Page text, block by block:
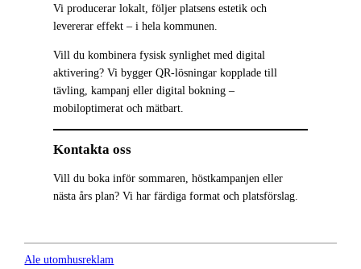
Vi producerar lokalt, följer platsens estetik och
levererar effekt – i hela kommunen.
Vill du kombinera fysisk synlighet med digital
aktivering? Vi bygger QR-lösningar kopplade till
tävling, kampanj eller digital bokning –
mobiloptimerat och mätbart.
Kontakta oss
Vill du boka inför sommaren, höstkampanjen eller
nästa års plan? Vi har färdiga format och platsförslag.
Ale utomhusreklam